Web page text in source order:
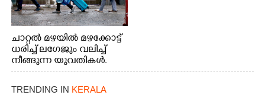
ചാറ്റൽ മഴയിൽ മഴക്കോട്ട്
ധരിച്ച് ലഗേജും വലിച്ച്
നീങ്ങുന്ന യുവതികൾ.
എറണാകുളം മേനകയിൽ
നിന്നുള്ള കാഴ്ച
TRENDING IN KERALA